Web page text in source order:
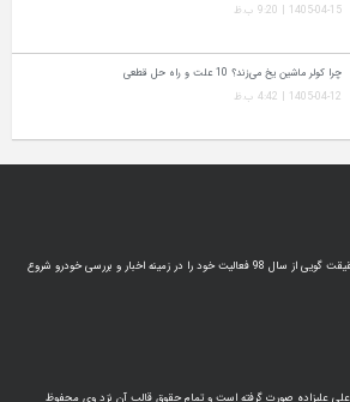
1405-04-15 | 9:20 ب.ظ
چرا کولر ماشین یخ می‌زند؟ 10 علت و راه‌ حل قطعی
1405-04-12 | 4:42 ب.ظ
گروه موتور1 با رعایت اصل صداقت و حقیقت گویی از سال 98 فعالیت خود را در زمینه اخبار و بررسی خودرو شروع
سایت موتور1 توسط علی علیزاده صورت گرفته است و تمام حقوق قالب آن نزد وی محفوظ